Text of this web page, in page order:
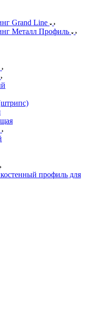
Grand Line
Металл Профиль
профиль для